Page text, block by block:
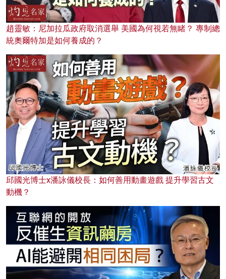
趙靈敏：尼加拉瓜政府取消選舉 美國為何視若無睹？ 專制總
統奧爾特加是如何養成的？
邱國光博士x潘詠儀校長：如何善用動畫遊戲 提升學習古文
動機？